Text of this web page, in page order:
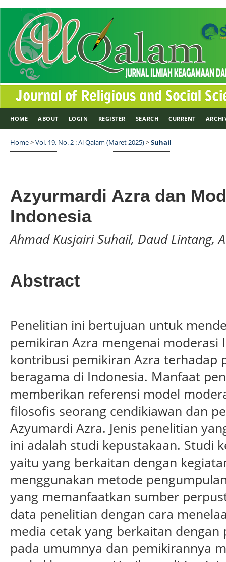
HOME ABOUT LOGIN REGISTER SEARCH CURRENT
Home>Vol. 19, No. 2 : Al Qalam (Maret 2025)>Suhail
Azyurmardi Azra dan
Indonesia
Ahmad Kusjairi Suhail, Daud Lintang,
Abstract
Penelitian ini bertujuan untuk
pemikiran Azra mengenai moderasi
kontribusi pemikiran Azra terhadap
beragama di Indonesia. Manfaat
memberikan referensi model
filosofis seorang cendikiawan dan
Azyumardi Azra. Jenis penelitian
ini adalah studi kepustakaan. Studi
yaitu yang berkaitan dengan
menggunakan metode
yang memanfaatkan sumber
data penelitian dengan cara
media cetak yang berkaitan
pada umumnya dan pemikirannya